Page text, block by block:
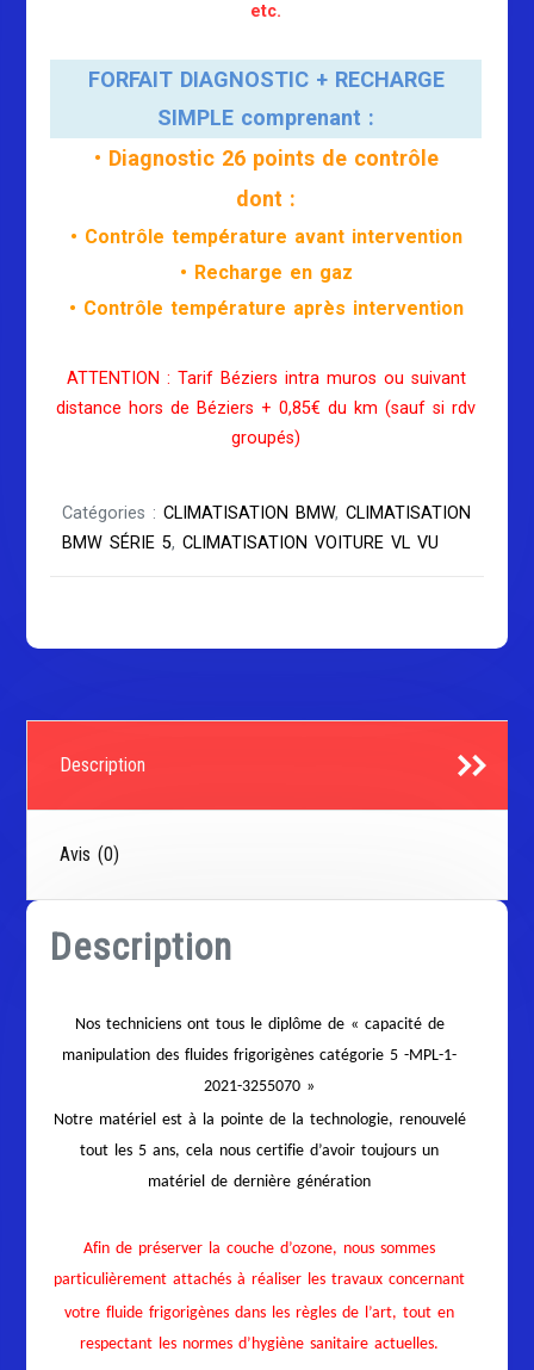
etc.
FORFAIT DIAGNOSTIC + RECHARGE
SIMPLE comprenant :
• Diagnostic 26 points de contrôle
dont :
• Contrôle température avant intervention
• Recharge en gaz
• Contrôle température après intervention
ATTENTION : Tarif Béziers intra muros ou suivant
distance hors de Béziers + 0,85€ du km (sauf si rdv
groupés)
Catégories :CLIMATISATION BMW,CLIMATISATION
BMW SÉRIE 5,CLIMATISATION VOITURE VL VU
Description
Avis (0)
Description
Nos techniciens ont tous le diplôme de « capacité de
manipulation des fluides frigorigènes catégorie 5 -MPL-1-
2021-3255070 »
Notre matériel est à la pointe de la technologie, renouvelé
tout les 5 ans, cela nous certifie d’avoir toujours un
matériel de dernière génération
Afin de préserver la couche d’ozone, nous sommes
particulièrement attachés à réaliser les travaux concernant
votre fluide frigorigènes dans les règles de l’art, tout en
respectant les normes d’hygiène sanitaire actuelles.